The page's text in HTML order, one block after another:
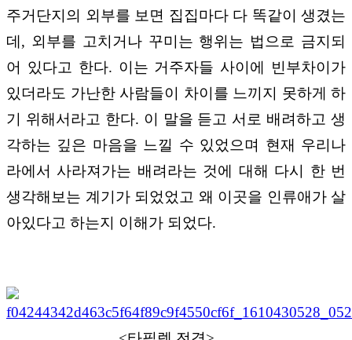
주거단지의 외부를 보면 집집마다 다 똑같이 생겼는
데 , 외부를 고치거나 꾸미는 행위는 법으로 금지되
어 있다고 한다. 이는 거주자들 사이에 빈부차이가
있더라도 가난한 사람들이 차이를 느끼지 못하게 하
기 위해서라고 한다. 이 말을 듣고 서로 배려하고 생
각하는 깊은 마음을 느낄 수 있었으며 현재 우리나
라에서 사라져가는 배려라는 것에 대해 다시 한 번
생각해보는 계기가 되었었고 왜 이곳을 인류애가 살
아있다고 하는지 이해가 되었다.